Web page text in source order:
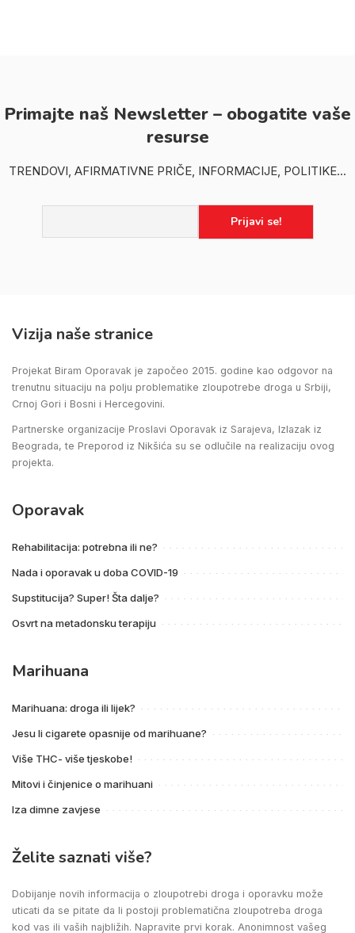
Primajte naš Newsletter – obogatite vaše
resurse
TRENDOVI, AFIRMATIVNE PRIČE, INFORMACIJE, POLITIKE...
Vizija naše stranice
Projekat Biram Oporavak je započeo 2015. godine kao odgovor na
trenutnu situaciju na polju problematike zloupotrebe droga u Srbiji,
Crnoj Gori i Bosni i Hercegovini.
Partnerske organizacije Proslavi Oporavak iz Sarajeva, Izlazak iz
Beograda, te Preporod iz Nikšića su se odlučile na realizaciju ovog
projekta.
Oporavak
Rehabilitacija: potrebna ili ne?
Nada i oporavak u doba COVID-19
Supstitucija? Super! Šta dalje?
Osvrt na metadonsku terapiju
Marihuana
Marihuana: droga ili lijek?
Jesu li cigarete opasnije od marihuane?
Više THC- više tjeskobe!
Mitovi i činjenice o marihuani
Iza dimne zavjese
Želite saznati više?
Dobijanje novih informacija o zloupotrebi droga i oporavku može
uticati da se pitate da li postoji problematična zloupotreba droga
kod vas ili vaših najbližih. Napravite prvi korak. Anonimnost vašeg